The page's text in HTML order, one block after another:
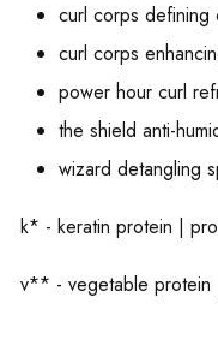
curl corps defining
curl corps
power hour curl
the shield anti-
wizard detangling
k* - keratin protein |
v** - vegetable protein